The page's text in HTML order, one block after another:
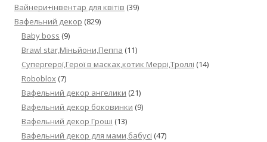
Вайнери+інвентар для квітів (39)
Вафельний декор (829)
Baby boss (9)
Brawl star,Міньйони,Пеппа (11)
Cупергерої,Герої в масках,котик Меррі,Троллі (14)
Roboblox (7)
Вафельний декор ангелики (21)
Вафельний декор боковинки (9)
Вафельний декор Гроші (13)
Вафельний декор для мами,бабусі (47)